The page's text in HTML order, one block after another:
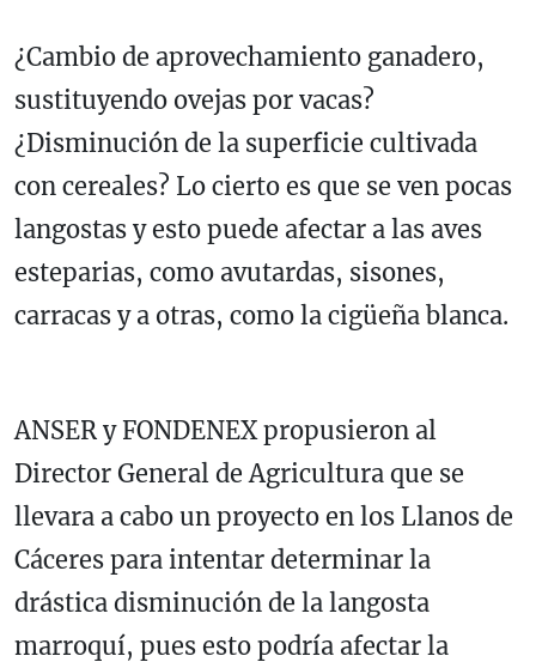
¿Cambio de aprovechamiento ganadero,
sustituyendo ovejas por vacas?
¿Disminución de la superficie cultivada
con cereales? Lo cierto es que se ven pocas
langostas y esto puede afectar a las aves
esteparias, como avutardas, sisones,
carracas y a otras, como la cigüeña blanca.
ANSER y FONDENEX propusieron al
Director General de Agricultura que se
llevara a cabo un proyecto en los Llanos de
Cáceres para intentar determinar la
drástica disminución de la langosta
marroquí, pues esto podría afectar la